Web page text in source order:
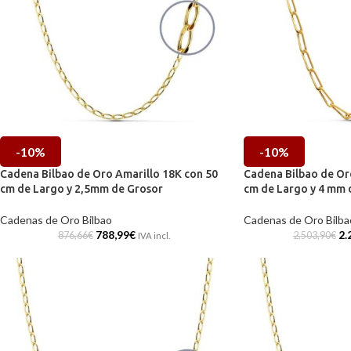
-10%
Cadena Bilbao de Oro Amarillo 18K con 50
cm de Largo y 2,5mm de Grosor
Cadenas de Oro Bilbao
876,66€ 788,99€ IVA incl.
-10%
Cadena Bilbao de
cm de Largo y 4 mm
Cadenas de Oro
2.503,90€